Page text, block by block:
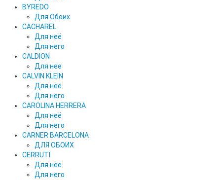
BYREDO
Для Обоих
CACHAREL
Для неё
Для него
CALDION
Для нее
CALVIN KLEIN
Для неё
Для него
CAROLINA HERRERA
Для неё
Для него
CARNER BARCELONA
ДЛЯ ОБОИХ
CERRUTI
Для неё
Для него